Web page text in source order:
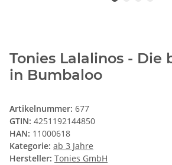
Tonies Lalalinos - Die
in Bumbaloo
Artikelnummer: 677
GTIN: 4251192144850
HAN: 11000618
Kategorie: ab 3 Jahre
Hersteller: Tonies GmbH